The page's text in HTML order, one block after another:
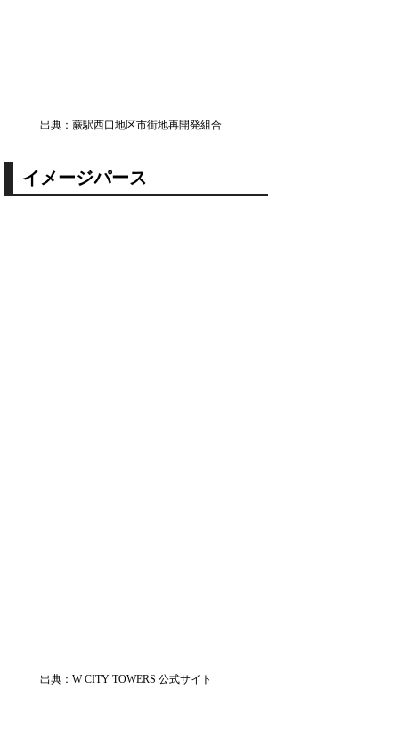
出典：蕨駅西口地区市街地再開発組合
イメージパース
出典：W CITY TOWERS 公式サイト